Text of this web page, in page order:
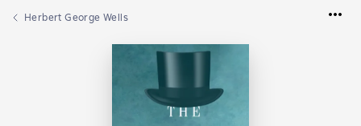
Herbert George Wells